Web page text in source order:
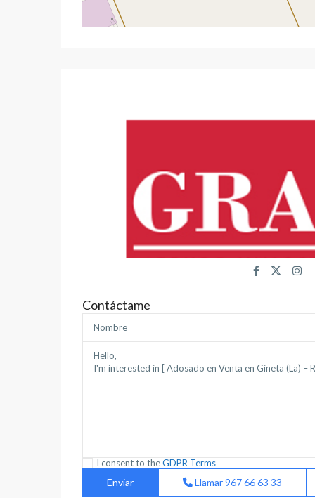
Contáctame
I consent to theGDPR Terms
Llamar967 66 63 33